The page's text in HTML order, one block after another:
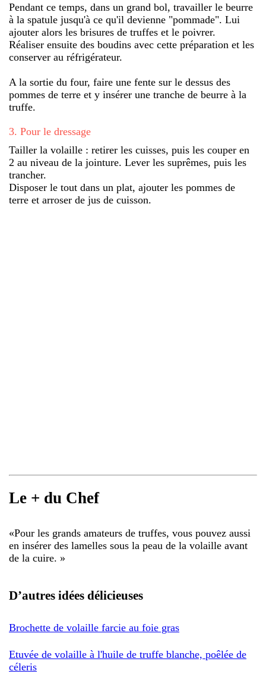
Pendant ce temps, dans un grand bol, travailler le beurre
à la spatule jusqu'à ce qu'il devienne "pommade". Lui
ajouter alors les brisures de truffes et le poivrer.
Réaliser ensuite des boudins avec cette préparation et les
conserver au réfrigérateur.
A la sortie du four, faire une fente sur le dessus des
pommes de terre et y insérer une tranche de beurre à la
truffe.
3. Pour le dressage
Tailler la volaille : retirer les cuisses, puis les couper en
2 au niveau de la jointure. Lever les suprêmes, puis les
trancher.
Disposer le tout dans un plat, ajouter les pommes de
terre et arroser de jus de cuisson.
Le + du Chef
«Pour les grands amateurs de truffes, vous pouvez aussi
en insérer des lamelles sous la peau de la volaille avant
de la cuire. »
D’autres idées délicieuses
Brochette de volaille farcie au foie gras
Etuvée de volaille à l'huile de truffe blanche, poêlée de
céleris